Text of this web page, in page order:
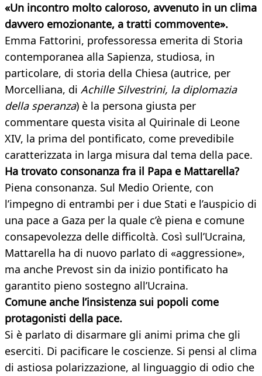
«Un incontro molto caloroso, avvenuto in un clima
davvero emozionante, a tratti commovente».
Emma Fattorini, professoressa emerita di Storia
contemporanea alla Sapienza, studiosa, in
particolare, di storia della Chiesa (autrice, per
Morcelliana, di Achille Silvestrini, la diplomazia
della speranza) è la persona giusta per
commentare questa visita al Quirinale di Leone
XIV, la prima del pontificato, come prevedibile
caratterizzata in larga misura dal tema della pace.
Ha trovato consonanza fra il Papa e Mattarella?
Piena consonanza. Sul Medio Oriente, con
l’impegno di entrambi per i due Stati e l’auspicio di
una pace a Gaza per la quale c’è piena e comune
consapevolezza delle difficoltà. Così sull’Ucraina,
Mattarella ha di nuovo parlato di «aggressione»,
ma anche Prevost sin da inizio pontificato ha
garantito pieno sostegno all’Ucraina.
Comune anche l’insistenza sui popoli come
protagonisti della pace.
Si è parlato di disarmare gli animi prima che gli
eserciti. Di pacificare le coscienze. Si pensi al clima
di astiosa polarizzazione, al linguaggio di odio che